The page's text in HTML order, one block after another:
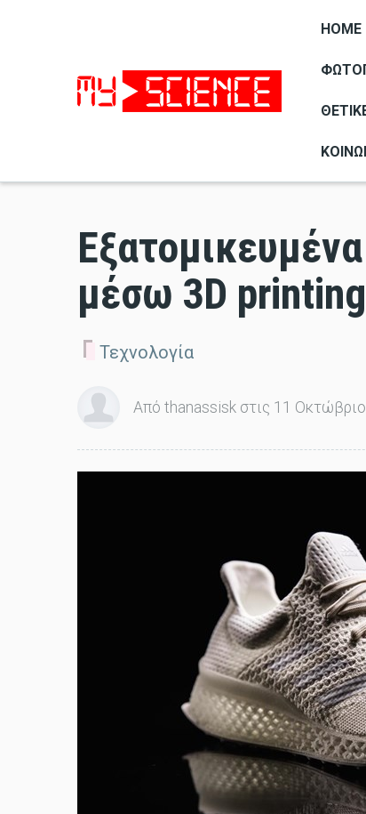
HOME
μέσω 3D printing
Τεχνολογία
Από thanassisk στις 11